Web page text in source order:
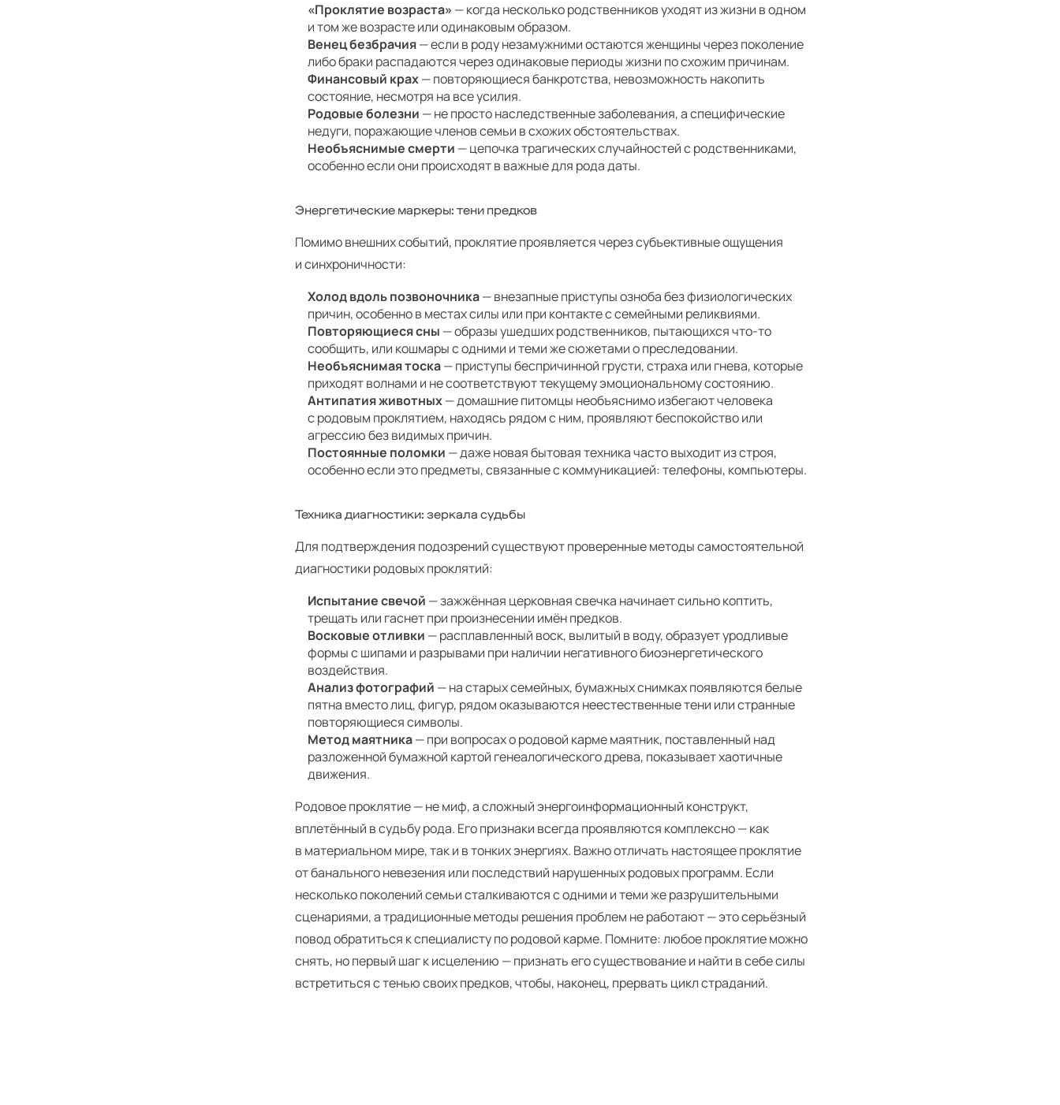
«Проклятие возраста» — когда несколько родственников уходят из жизни в одном
и том же возрасте или одинаковым образом.
Венец безбрачия— если в роду незамужними остаются женщины через поколение
либо браки распадаются через одинаковые периоды жизни по схожим причинам.
Финансовый крах— повторяющиеся банкротства, невозможность накопить
состояние, несмотря на все усилия.
Родовые болезни — не просто наследственные заболевания, а специфические
недуги, поражающие членов семьи в схожих обстоятельствах.
Необъяснимые смерти — цепочка трагических случайностей с родственниками,
особенно если они происходят в важные для рода даты.
Энергетические маркеры: тени предков
Помимо внешних событий, проклятие проявляется через субъективные ощущения
и синхроничности:
Холод вдоль позвоночника— внезапные приступы озноба без физиологических
причин, особенно в местах силы или при контакте с семейными реликвиями.
Повторяющиеся сны — образы ушедших родственников, пытающихся что-то
сообщить, или кошмары с одними и теми же сюжетами о преследовании.
Необъяснимая тоска— приступы беспричинной грусти, страха или гнева, которые
приходят волнами и не соответствуют текущему эмоциональному состоянию.
Антипатия животных— домашние питомцы необъяснимо избегают человека
с родовым проклятием, находясь рядом с ним, проявляют беспокойство или
агрессию без видимых причин.
Постоянные поломки — даже новая бытовая техника часто выходит из строя,
особенно если это предметы, связанные с коммуникацией: телефоны, компьютеры.
Техника диагностики: зеркала судьбы
Для подтверждения подозрений существуют проверенные методы самостоятельной
диагностики родовых проклятий:
Испытание свечой — зажжённая церковная свечка начинает сильно коптить,
трещать или гаснет при произнесении имён предков.
Восковые отливки — расплавленный воск, вылитый в воду, образует уродливые
формы с шипами и разрывами при наличии негативного биоэнергетического
воздействия.
Анализ фотографий — на старых семейных, бумажных снимках появляются белые
пятна вместо лиц, фигур, рядом оказываются неестественные тени или странные
повторяющиеся символы.
Метод маятника— при вопросах о родовой карме маятник, поставленный над
разложенной бумажной картой генеалогического древа, показывает хаотичные
движения.
Родовое проклятие — не миф, а сложный энергоинформационный конструкт,
вплетённый в судьбу рода. Его признаки всегда проявляются комплексно — как
в материальном мире, так и в тонких энергиях. Важно отличать настоящее проклятие
от банального невезения или последствий нарушенных родовых программ. Если
несколько поколений семьи сталкиваются с одними и теми же разрушительными
сценариями, а традиционные методы решения проблем не работают — это серьёзный
повод обратиться к специалисту по родовой карме. Помните: любое проклятие можно
снять, но первый шаг к исцелению — признать его существование и найти в себе силы
встретиться с тенью своих предков, чтобы, наконец, прервать цикл страданий.